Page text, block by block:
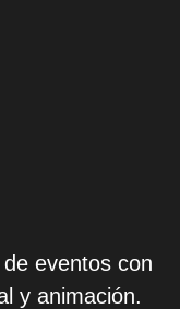
eventos con
y animación.